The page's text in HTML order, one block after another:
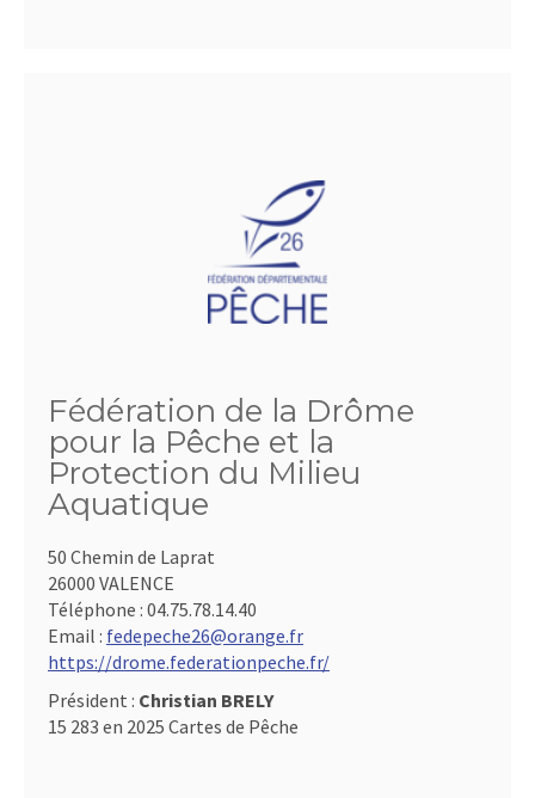
Fédération de la Drôme
pour la Pêche et la
Protection du Milieu
Aquatique
50 Chemin de Laprat
26000 VALENCE
Téléphone : 04.75.78.14.40
Email : fedepeche26@orange.fr
https://drome.federationpeche.fr/
Président : Christian BRELY
15 283 en 2025 Cartes de Pêche